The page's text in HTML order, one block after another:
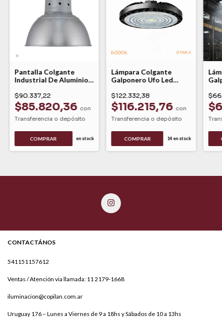
Pantalla Colgante
Industrial De Aluminio
$90.337,22
$85.820,36 con
Transferencia o depósito
COMPRAR en stock
Lámpara Colgante
Galponero Ufo Led
Star X Bael
$122.332,38
$116.215,76 con
Transferencia o depósito
14en stock
CONTACTÁNOS
541151157612
Ventas / Atención via llamada: 11 2179-1668
iluminacion@copilan.com.ar
Uruguay 176 – Lunes a Viernes de 9 a 18hs y Sábados de 10 a 13hs